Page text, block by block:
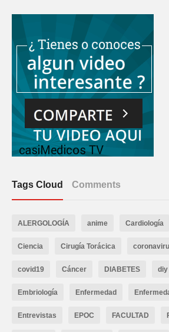
Tags Cloud Comments
ALERGOLOGÍA anime Cardiología
Ciencia Cirugía Torácica
covid19 Cáncer DIABETES diy
Embriología Enfermedad
Entrevistas EPOC FACULTAD